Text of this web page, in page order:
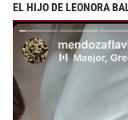
EL HIJO DE LEONORA